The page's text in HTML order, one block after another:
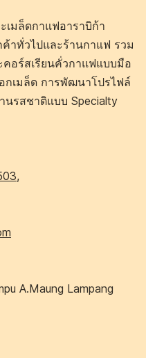
เมล็ดกาแฟอาราบิก้า
าทั่วไปและร้านกาแฟ รวม
คอร์สเรียนคั่วกาแฟแบบมือ
กเมล็ด การพัฒนาโปรไฟล์
นรสชาติแบบ Specialty
,
A.Maung Lampang